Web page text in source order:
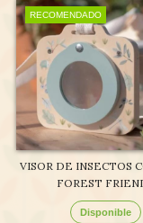
RECOMENDADO
VISOR DE INSECTOS
FOREST
Disponible